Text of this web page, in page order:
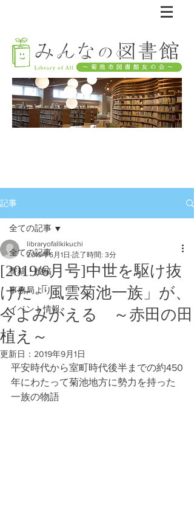
記事
全ての記事
寄稿・投稿
事務局より
イベント情報
全ての記事
[2019/6月号]中世を駆け抜
けた「風雲菊池一族」が、
今よみがえる ～赤田の田
植え～
libraryofallkikuchi
2019年6月1日 読了時間: 3分
更新日： 2019年9月1日
平安時代から室町時代後半までの約450
年にわたって菊池地方に勢力を持った
一族の物語